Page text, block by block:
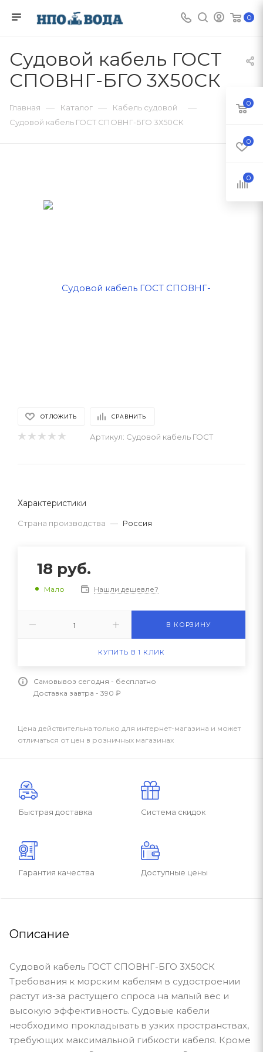
0
Судовой кабель ГОСТ
СПОВНГ-БГО 3Х50СК
Главная — Каталог — Кабель судовой —
Судовой кабель ГОСТ СПОВНГ-БГО 3Х50СК
ОТЛОЖИТЬ СРАВНИТЬ
Артикул: Судовой кабель ГОСТ
Характеристики
Страна производства — Россия
18 руб.
Мало Нашли дешевле?
В КОРЗИНУ
КУПИТЬ В 1 КЛИК
Самовывоз сегодня - бесплатно
Доставка завтра - 390 ₽
Цена действительна только для интернет-магазина и может
отличаться от цен в розничных магазинах
Быстрая доставка Система скидок
Гарантия качества Доступные цены
Описание
Судовой кабель ГОСТ СПОВНГ-БГО 3Х50СК
Требования к морским кабелям в судостроении
растут из-за растущего спроса на малый вес и
высокую эффективность. Судовые кабели
необходимо прокладывать в узких пространствах,
требующих максимальной гибкости кабеля. Кроме
0
0
0